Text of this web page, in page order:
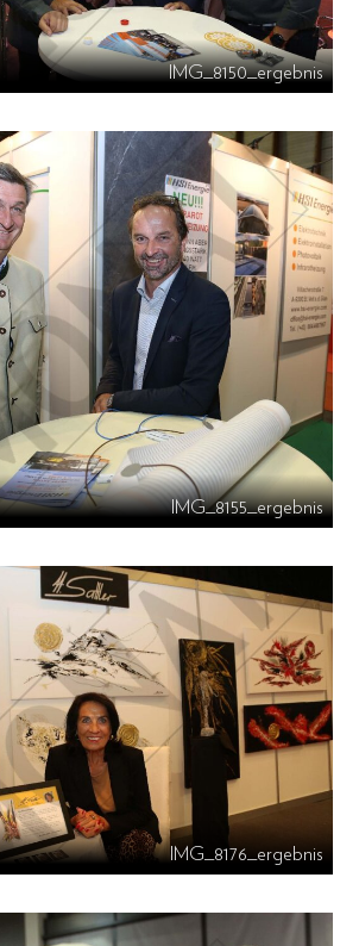
IMG_8150_ergebnis
IMG_8155_ergebnis
IMG_8176_ergebnis